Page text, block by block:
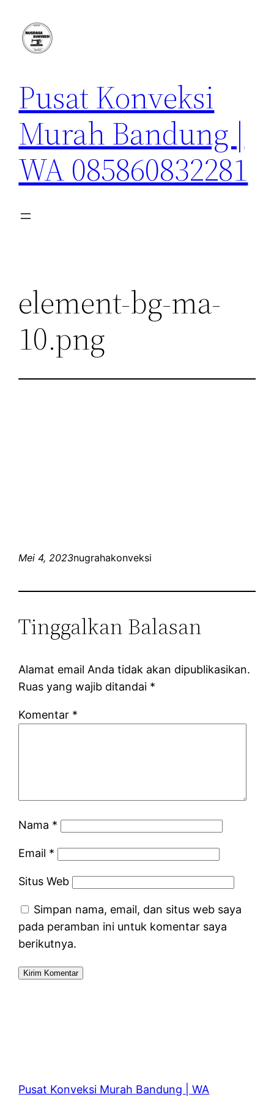
konten
Pusat Konveksi
Murah Bandung |
WA 085860832281
element-bg-ma-
10.png
Mei 4, 2023nugrahakonveksi
Tinggalkan Balasan
Alamat email Anda tidak akan dipublikasikan.
Ruas yang wajib ditandai *
Komentar *
Nama *
Email *
Situs Web
Simpan nama, email, dan situs web saya
pada peramban ini untuk komentar saya
berikutnya.
Pusat Konveksi Murah Bandung | WA